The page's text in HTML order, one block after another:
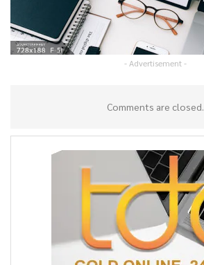
- Advertisement -
Comments are closed.